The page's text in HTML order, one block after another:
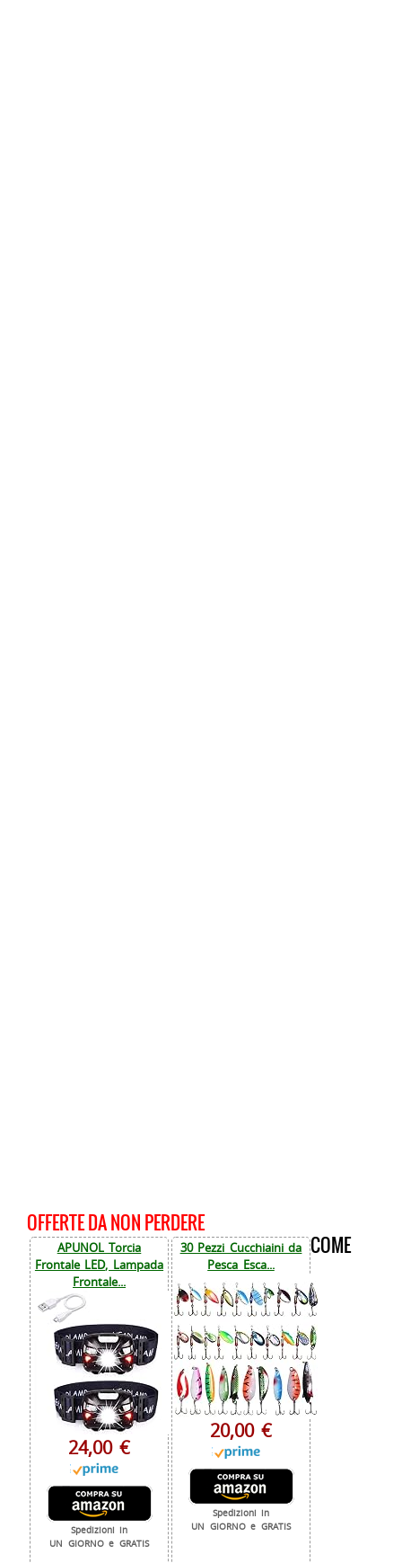
OFFERTE DA NON PERDERE
APUNOL Torcia
Frontale LED, Lampada
Frontale...
24,00 €
Spedizioni in
UN GIORNO e GRATIS
30 Pezzi Cucchiaini da
Pesca Esca...
20,00 €
Spedizioni in
UN GIORNO e GRATIS
COME